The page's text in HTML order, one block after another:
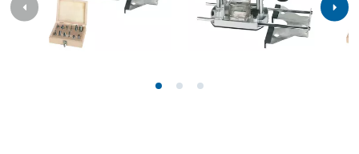
gerne weiter.
In Deutschland und Österreich erhalten Sie
Kontaktdaten finden Sie über